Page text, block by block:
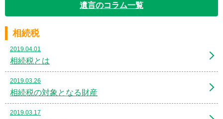
遺言のコラム一覧
相続税
2019.04.01
相続税とは
2019.03.26
相続税の対象となる財産
2019.03.17